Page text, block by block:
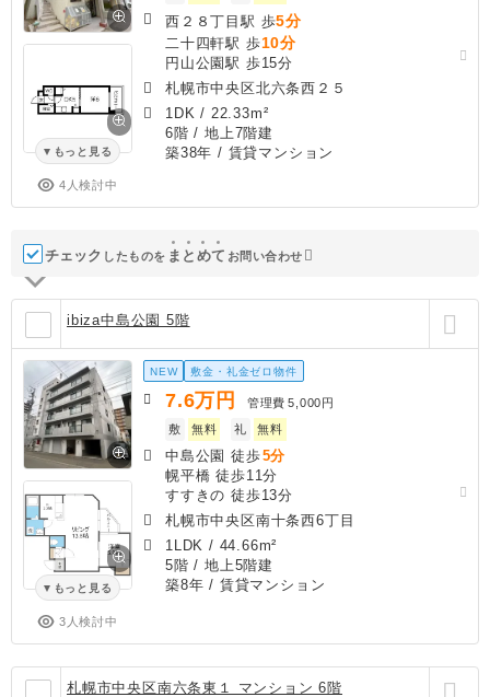
もっと見る
4人検討中
西２８丁目駅 歩5分
二十四軒駅 歩10分
円山公園駅 歩15分
札幌市中央区北六条西２５
1DK / 22.33m²
6階 / 地上7階建
築38年 / 賃貸マンション
チェック したものを ま と めて お問い合わせ
ibiza中島公園 5階
もっと見る
3人検討中
NEW 敷金・礼金ゼロ物件
7.6万円 管理費 5,000円
敷
無料 礼 無料
中島公園 徒歩5分
幌平橋 徒歩11分
すすきの 徒歩13分
札幌市中央区南十条西6丁目
1LDK / 44.66m²
5階 / 地上5階建
築8年 / 賃貸マンション
札幌市中央区南六条東１ マンション 6階